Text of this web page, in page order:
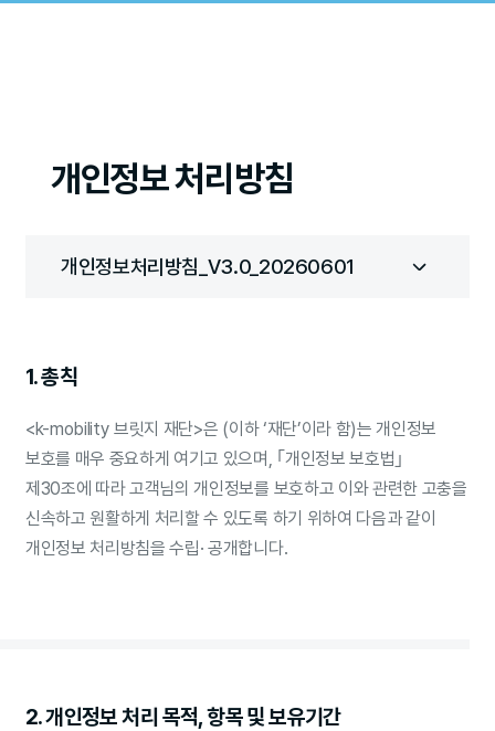
개인정보 처리방침
1. 총칙
<k-mobility 브릿지 재단>은 (이하 ‘재단’이라 함)는 개인정보
보호를 매우 중요하게 여기고 있으며, ｢개인정보 보호법｣
제30조에 따라 고객님의 개인정보를 보호하고 이와 관련한 고충을
신속하고 원활하게 처리할 수 있도록 하기 위하여 다음과 같이
개인정보 처리방침을 수립· 공개합니다.
2. 개인정보 처리 목적, 항목 및 보유기간